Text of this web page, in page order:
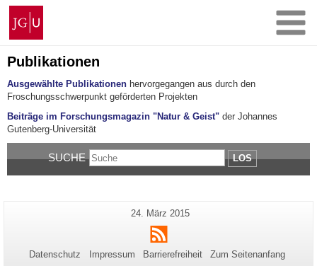
Zum
Inhalt
springen
Johannes
Gutenberg-
Universität
Mainz
Publikationen
Ausgewählte Publikationen hervorgegangen aus durch den
Froschungsschwerpunkt geförderten Projekten
Beiträge im Forschungsmagazin "Natur & Geist" der Johannes
Gutenberg-Universität
SUCHE LOS
Zusätzliche
Informationen
zu
dieser
Letzte
Aktualisierung:
24. März 2015
RSS
Datenschutz Impressum Barrierefreiheit Zum Seitenanfang